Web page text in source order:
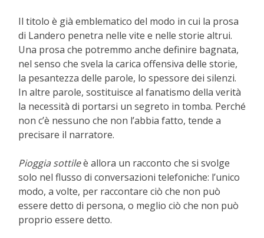
Il titolo è già emblematico del modo in cui la prosa
di Landero penetra nelle vite e nelle storie altrui.
Una prosa che potremmo anche definire bagnata,
nel senso che svela la carica offensiva delle storie,
la pesantezza delle parole, lo spessore dei silenzi.
In altre parole, sostituisce al fanatismo della verità
la necessità di portarsi un segreto in tomba. Perché
non c’è nessuno che non l’abbia fatto, tende a
precisare il narratore.
Pioggia sottileè allora un racconto che si svolge
solo nel flusso di conversazioni telefoniche: l’unico
modo, a volte, per raccontare ciò che non può
essere detto di persona, o meglio ciò che non può
proprio essere detto.